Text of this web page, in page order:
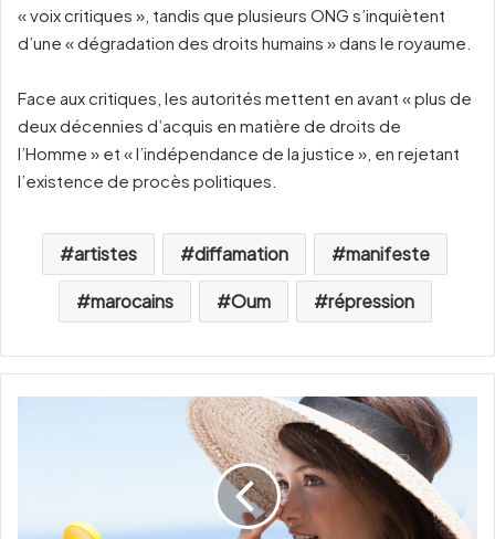
« voix critiques », tandis que plusieurs ONG s’inquiètent
d’une « dégradation des droits humains » dans le royaume.
Face aux critiques, les autorités mettent en avant « plus de
deux décennies d’acquis en matière de droits de
l’Homme » et « l’indépendance de la justice », en rejetant
l’existence de procès politiques.
artistes diffamation manifeste
marocains Oum répression